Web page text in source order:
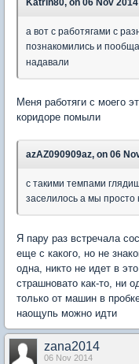
Katrin80, on 06 Nov
а вот с работягами с
познакомились и
надавали
Меня работяги с моего
коридоре помыли
azAZ090909az, on 06
с такими темпами
заселилось а мы просто
Я пару раз встречала
еще с какого, но не
одна, никто не идет в
страшновато как-то, ни
только от машин в
наощупь можно идти
zana2014
06 Nov 2014